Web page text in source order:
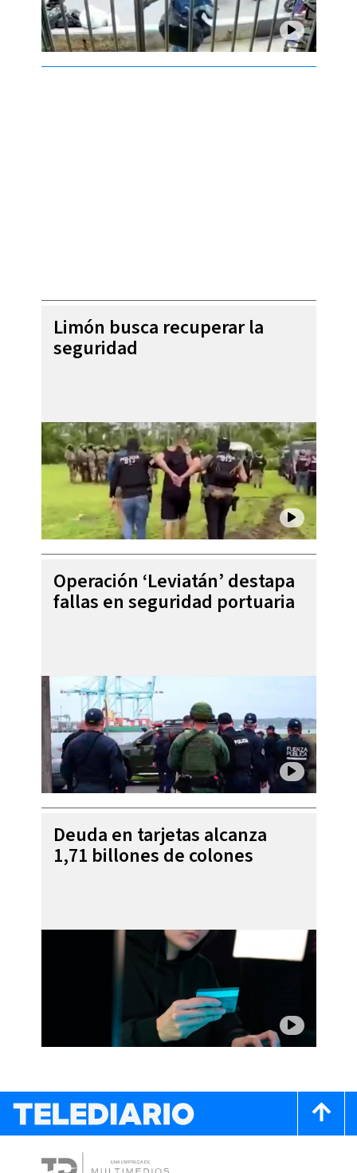
Limón busca recuperar la
seguridad
Operación ‘Leviatán’ destapa
fallas en seguridad portuaria
Deuda en tarjetas alcanza
1,71 billones de colones